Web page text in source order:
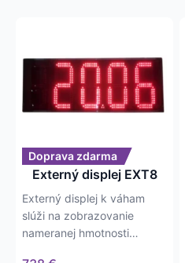
Doprava zdarma
Externý displej EXT8
Externý displej k váham
slúži na zobrazovanie
nameranej hmotnosti